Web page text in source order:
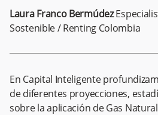
Laura Franco Bermúdez
Sostenible / Renting Colombia
En Capital Inteligente
de diferentes proyecciones,
sobre la aplicación de Gas